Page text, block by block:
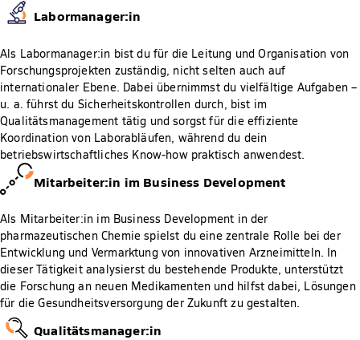
Labormanager:in
Als Labormanager:in bist du für die Leitung und Organisation von
Forschungsprojekten zuständig, nicht selten auch auf
internationaler Ebene. Dabei übernimmst du vielfältige Aufgaben –
u. a. führst du Sicherheitskontrollen durch, bist im
Qualitätsmanagement tätig und sorgst für die effiziente
Koordination von Laborabläufen, während du dein
betriebswirtschaftliches Know-how praktisch anwendest.
Mitarbeiter:in im Business Development
Als Mitarbeiter:in im Business Development in der
pharmazeutischen Chemie spielst du eine zentrale Rolle bei der
Entwicklung und Vermarktung von innovativen Arzneimitteln. In
dieser Tätigkeit analysierst du bestehende Produkte, unterstützt
die Forschung an neuen Medikamenten und hilfst dabei, Lösungen
für die Gesundheitsversorgung der Zukunft zu gestalten.
Qualitätsmanager:in